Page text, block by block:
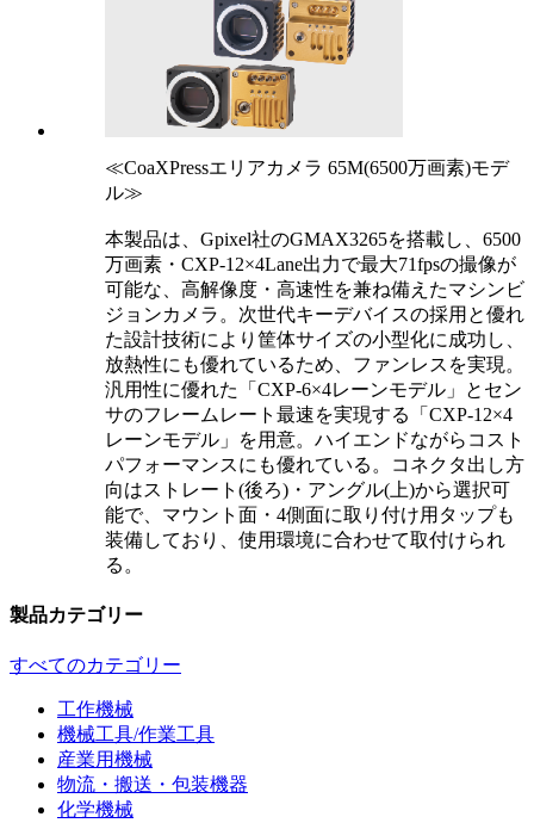
≪CoaXPressエリアカメラ 65M(6500万画素)モデ
ル≫
本製品は、Gpixel社のGMAX3265を搭載し、6500
万画素・CXP-12×4Lane出力で最大71fpsの撮像が
可能な、高解像度・高速性を兼ね備えたマシンビ
ジョンカメラ。次世代キーデバイスの採用と優れ
た設計技術により筐体サイズの小型化に成功し、
放熱性にも優れているため、ファンレスを実現。
汎用性に優れた「CXP-6×4レーンモデル」とセン
サのフレームレート最速を実現する「CXP-12×4
レーンモデル」を用意。ハイエンドながらコスト
パフォーマンスにも優れている。コネクタ出し方
向はストレート(後ろ)・アングル(上)から選択可
能で、マウント面・4側面に取り付け用タップも
装備しており、使用環境に合わせて取付けられ
る。
製品カテゴリー
すべてのカテゴリー
工作機械
機械工具/作業工具
産業用機械
物流・搬送・包装機器
化学機械